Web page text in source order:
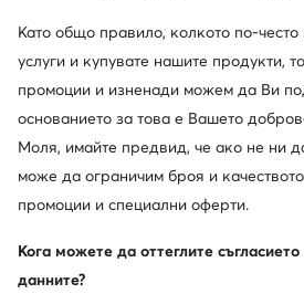
Покажете повече марки
Промоции само за членовете
срок за връщане и много
Като общо правило, колкото по-често
услуги и купувате нашите продукти,
промоции и изненади можем да Ви
основанието за това е Вашето
Моля, имайте предвид, че ако не ни
може да ограничим броя и
промоции и специални оферти.
Кога можете да оттеглите
данните?